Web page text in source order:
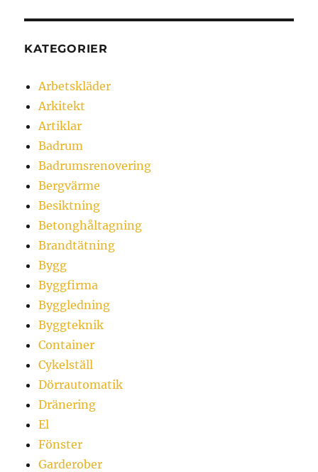
KATEGORIER
Arbetskläder
Arkitekt
Artiklar
Badrum
Badrumsrenovering
Bergvärme
Besiktning
Betonghåltagning
Brandtätning
Bygg
Byggfirma
Byggledning
Byggteknik
Container
Cykelställ
Dörrautomatik
Dränering
El
Fönster
Garderober